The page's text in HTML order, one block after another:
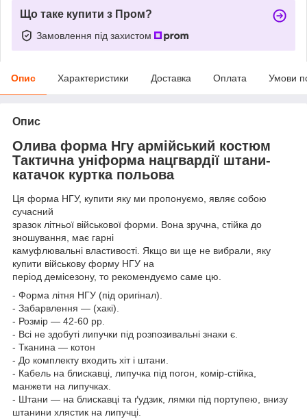
Що таке купити з Пром?
Замовлення під захистом
Опис Характеристики Доставка Оплата Умови
Опис
Олива форма Нгу армійський костюм
Тактична уніформа нацгвардії штани-
катачок куртка польова
Ця форма НГУ, купити яку ми пропонуємо, являє собою
сучасний
зразок літньої військової форми. Вона зручна, стійка до
зношування, має гарні
камуфлювальні властивості. Якщо ви ще не вибрали, яку
купити військову форму НГУ на
період демісезону, то рекомендуємо саме цю.
- Форма літня НГУ (під оригінал).
- Забарвлення — (хакі).
- Розмір — 42-60 рр.
- Всі не здобуті липучки під розпозивальні знаки є.
- Тканина — котон
- До комплекту входить хіт і штани.
- Кабель на блискавці, липучка під погон, комір-стійка,
манжети на липучках.
- Штани — на блискавці та ґудзик, лямки під портупею, внизу
штанини хлястик на липучці.